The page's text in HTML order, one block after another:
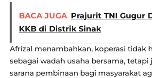
BACA JUGA Prajurit TNI Gugur
KKB di Distrik Sinak
Afrizal menambahkan, koperasi tidak
sebagai wadah usaha bersama, tetapi
sarana pembinaan bagi masyarakat